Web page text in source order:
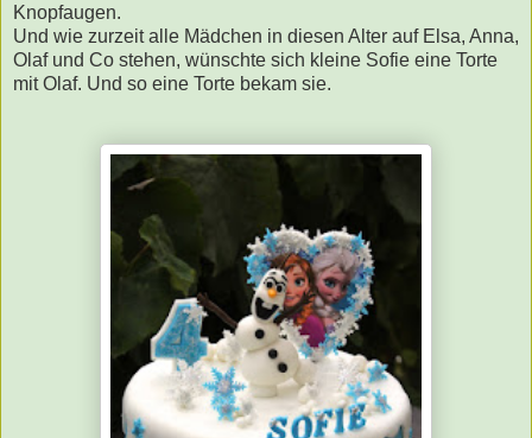
Knopfaugen.
Und wie zurzeit alle Mädchen in diesen Alter auf Elsa, Anna,
Olaf und Co stehen, wünschte sich kleine Sofie eine Torte
mit Olaf. Und so eine Torte bekam sie.